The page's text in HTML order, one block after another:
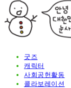
굿즈
캐릭터
사회공헌활동
콜라보레이션